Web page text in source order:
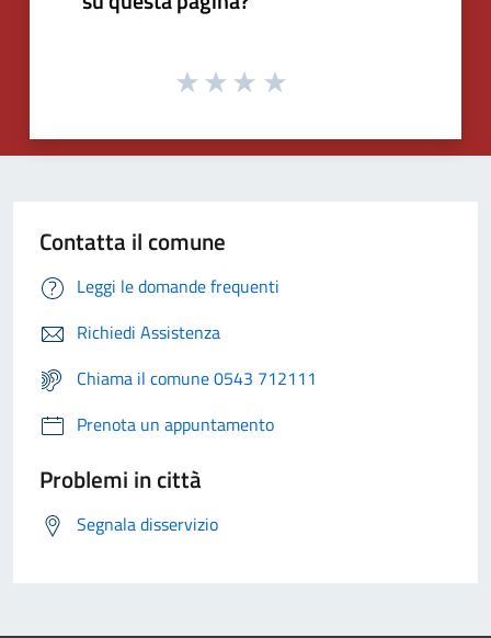
Contatta il comune
Leggi le domande frequenti
Richiedi Assistenza
Chiama il comune 0543 712111
Prenota un appuntamento
Problemi in città
Segnala disservizio